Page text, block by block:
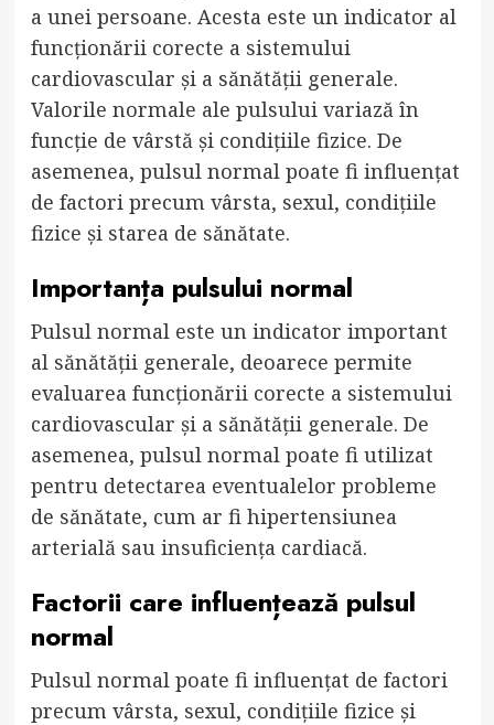
a unei persoane. Acesta este un indicator al
funcționării corecte a sistemului
cardiovascular și a sănătății generale.
Valorile normale ale pulsului variază în
funcție de vârstă și condițiile fizice. De
asemenea, pulsul normal poate fi influențat
de factori precum vârsta, sexul, condițiile
fizice și starea de sănătate.
Importanța pulsului normal
Pulsul normal este un indicator important
al sănătății generale, deoarece permite
evaluarea funcționării corecte a sistemului
cardiovascular și a sănătății generale. De
asemenea, pulsul normal poate fi utilizat
pentru detectarea eventualelor probleme
de sănătate, cum ar fi hipertensiunea
arterială sau insuficiența cardiacă.
Factorii care influențează pulsul
normal
Pulsul normal poate fi influențat de factori
precum vârsta, sexul, condițiile fizice și